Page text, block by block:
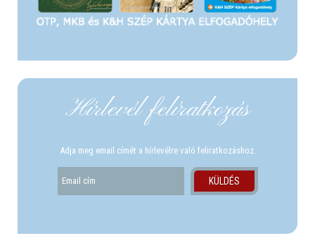
Hírlevél felíratkozás
Adja meg email címét a hírlevélre való feliratkozáshoz.